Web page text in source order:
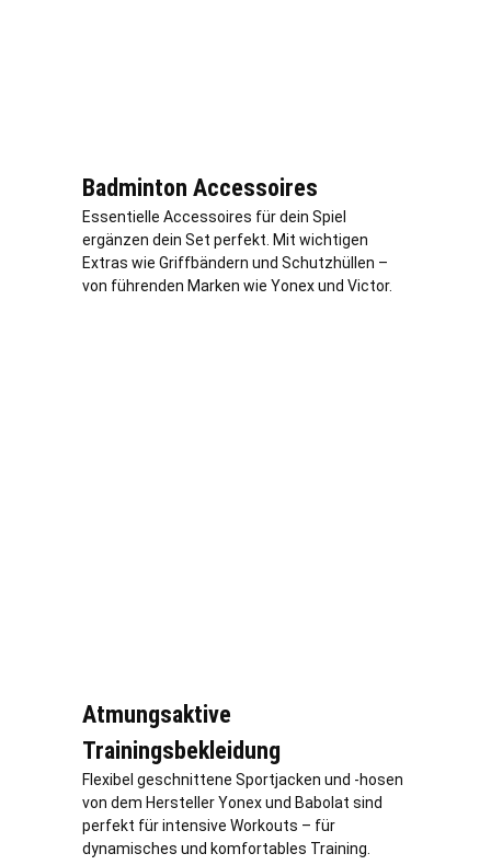
Badminton Accessoires
Essentielle Accessoires für dein Spiel
ergänzen dein Set perfekt. Mit wichtigen
Extras wie Griffbändern und Schutzhüllen –
von führenden Marken wie Yonex und Victor.
Atmungsaktive
Trainingsbekleidung
Flexibel geschnittene Sportjacken und -hosen
von dem Hersteller Yonex und Babolat sind
perfekt für intensive Workouts – für
dynamisches und komfortables Training.